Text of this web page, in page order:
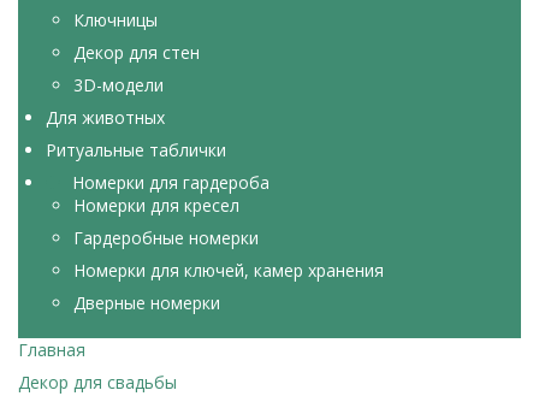
Ключницы
Декор для стен
3D-модели
Для животных
Ритуальные таблички
Номерки для гардероба
Номерки для кресел
Гардеробные номерки
Номерки для ключей, камер хранения
Дверные номерки
Главная
Декор для свадьбы